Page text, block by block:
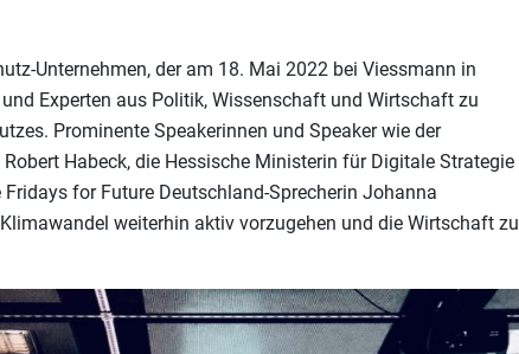
Unternehmen, der am 18. Mai 2022 bei Viessmann in
Experten aus Politik, Wissenschaft und Wirtschaft zu
Prominente Speakerinnen und Speaker wie der
Habeck, die Hessische Ministerin für Digitale Strategie
for Future Deutschland-Sprecherin Johanna
weiterhin aktiv vorzugehen und die Wirtschaft zu